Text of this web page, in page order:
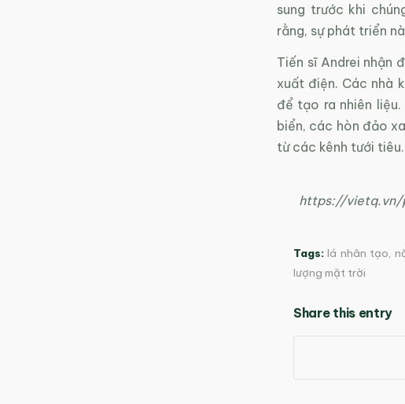
sung trước khi
rằng, sự phát triển
Tiến sĩ Andrei nhận
xuất điện. Các nhà
để tạo ra nhiên
biển, các hòn đảo
từ các kênh tưới tiêu.
https://
Tags: lá nhân tạo,
lượng mặt trời
Share this entry